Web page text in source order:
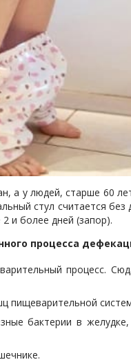
а у людей, старше 60
стул считается
и более дней (запор).
процесса
процесс.
пищеварительной
бактерии в